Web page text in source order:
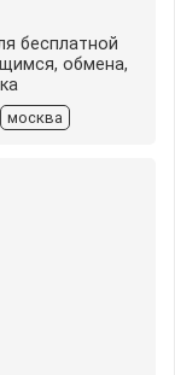
бесплатной
обмена,
москва